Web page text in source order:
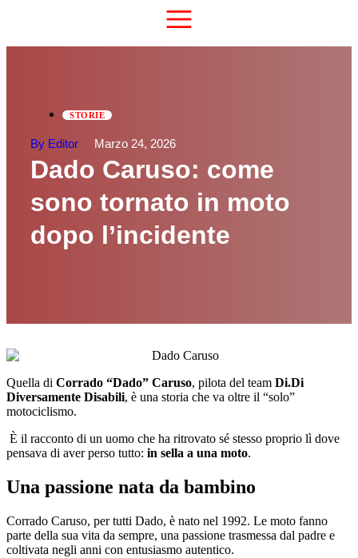
STORIE
By Editor Marzo 24, 2026
Dado Caruso: come
sono tornato in moto
dopo l’incidente
Quella di Corrado “Dado” Caruso, pilota del team Di.Di
Diversamente Disabili, è una storia che va oltre il “solo”
motociclismo.
È il racconto di un uomo che ha ritrovato sé stesso proprio lì dove
pensava di aver perso tutto: in sella a una moto.
Una passione nata da bambino
Corrado Caruso, per tutti Dado, è nato nel 1992. Le moto fanno
parte della sua vita da sempre, una passione trasmessa dal padre e
coltivata negli anni con entusiasmo autentico.